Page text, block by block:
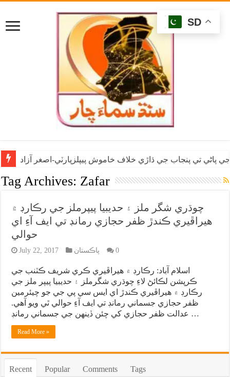
پاڻي تي پنجاب جي ڌاڙي خلاف خاموش پيپلزپارٽي-اصغر آزاد
Tag Archives: Zafar
چوڌري شگر ملز ۽ حديبيا پيپرملز جي رڪارڊ ۾
هيراڦيري ڪندڙ ظفر حجازي رمانڊ تي ايف آءِ اي
حوالي
July 22, 2017 پاڪستان 0
اسلام آباد: رڪارڊ ۾ هيراڦيري ڪري شريف ڪٽنب جي
ڪرپشن لڪائڻ لاءِ چوڌري شگرملز ۽ حديبيا پيپر ملز جي
رڪارڊ ۾ هيراڦيري ڪندڙ اي ايس سي پي جي جو چيئرمين
ظفر حجازي جسماني رمانڊ تي ايف آءِ حوالي ٿي ويو آهي.
عدالت ظفر حجازي کي چئن ڏينهن جي جسماني رمانڊ …
Read More »
Recent Popular Comments Tags
SD